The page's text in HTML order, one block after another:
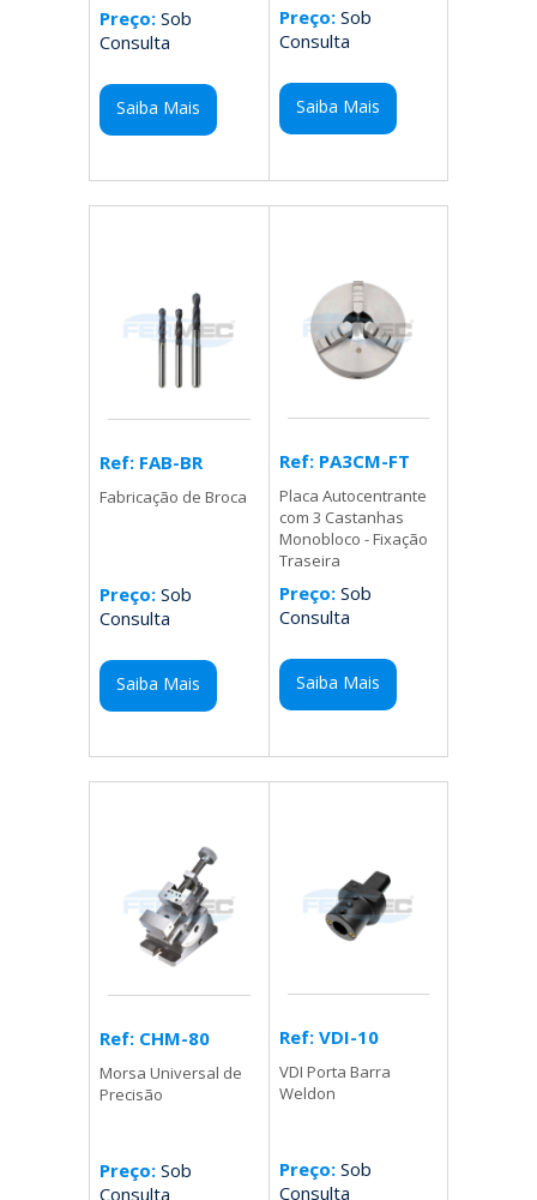
Preço: Sob
Consulta
Saiba Mais
Preço:Sob
Consulta
Saiba Mais
Ref: FAB-BR
Fabricação de Broca
Preço: Sob
Consulta
Saiba Mais
Ref: PA3CM-FT
Placa Autocentrante
com 3 Castanhas
Monobloco - Fixação
Traseira
Preço:Sob
Consulta
Saiba Mais
Ref: CHM-80
Morsa Universal de
Precisão
Preço: Sob
Consulta
Ref: VDI-10
VDI Porta Barra
Weldon
Preço:Sob
Consulta